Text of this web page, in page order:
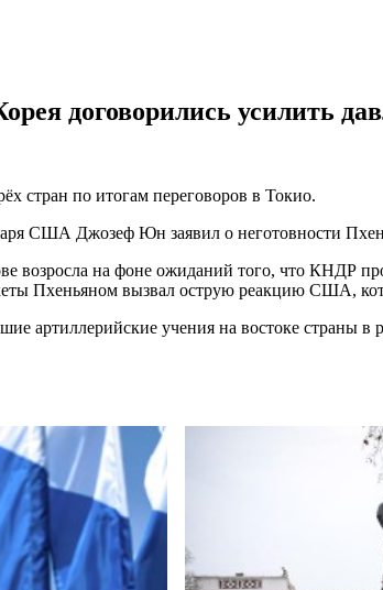
договорились усилить
стран по итогам переговоров в Токио.
США Джозеф Юн заявил о неготовности
возросла на фоне ожиданий того, что КНДР
Пхеньяном вызвал острую реакцию США,
артиллерийские учения на востоке страны в